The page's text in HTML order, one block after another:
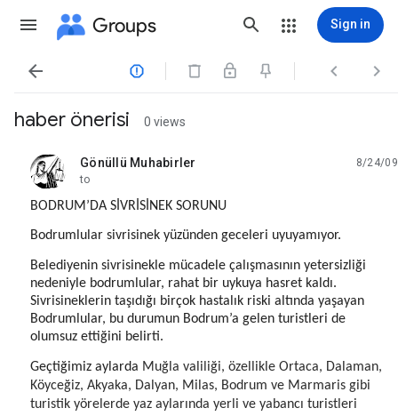
Groups Sign in
   
haber önerisi 0 views
Gönüllü Muhabirler
unread,
8/24/09
to
BODRUM’DA SİVRİSİNEK SORUNU
Bodrumlular sivrisinek yüzünden geceleri uyuyamıyor.
Belediyenin sivrisinekle mücadele çalışmasının yetersizliği
nedeniyle bodrumlular, rahat bir uykuya hasret kaldı.
Sivrisineklerin taşıdığı birçok hastalık riski altında yaşayan
Bodrumlular, bu durumun Bodrum’a gelen turistleri de
olumsuz ettiğini belirti.
Geçtiğimiz aylarda Muğla valiliği, özellikle Ortaca, Dalaman,
Köyceğiz, Akyaka, Dalyan, Milas, Bodrum ve Marmaris gibi
turistik yörelerde yaz aylarında yerli ve yabancı turistleri